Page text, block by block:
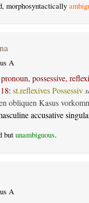
morphosyntactically
A
pronoun, possessive,
: st.reflexives Possessiv
obliquen Kasus
accusative
but unambiguous.
A